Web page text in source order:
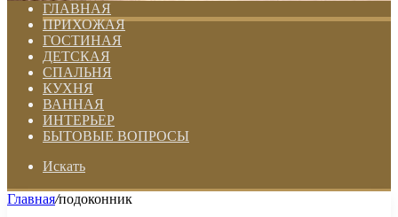
ГЛАВНАЯ
ПРИХОЖАЯ
ГОСТИНАЯ
ДЕТСКАЯ
СПАЛЬНЯ
КУХНЯ
ВАННАЯ
ИНТЕРЬЕР
БЫТОВЫЕ ВОПРОСЫ
Искать
Главная/подоконник